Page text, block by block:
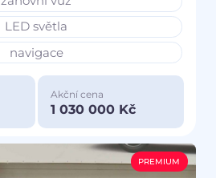
LED světla
navigace
Akční cena
1 030 000 Kč
PREMIUM